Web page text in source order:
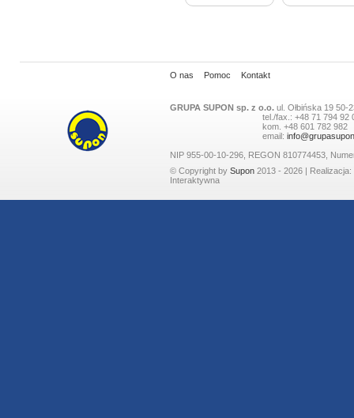
O nas Pomoc Kontakt
GRUPA SUPON sp. z o.o. ul. Ołbińska 19 50-
tel./fax.: +48 71 794 92
kom. +48 601 782 982
email:
NIP 955-00-10-296, REGON 810774453,
© Copyright by Supon 2013 - 2026 | Realizacja:
Interaktywna